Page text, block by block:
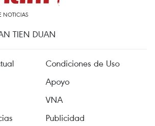
NOTICIAS
TIEN DUAN
Condiciones de Uso
Apoyo
VNA
Publicidad